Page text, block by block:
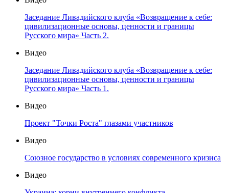
Заседание Ливадийского клуба «Возвращение к себе:
цивилизационные основы, ценности и границы
Русского мира» Часть 2.
Видео
Заседание Ливадийского клуба «Возвращение к себе:
цивилизационные основы, ценности и границы
Русского мира» Часть 1.
Видео
Проект "Точки Роста" глазами участников
Видео
Союзное государство в условиях современного кризиса
Видео